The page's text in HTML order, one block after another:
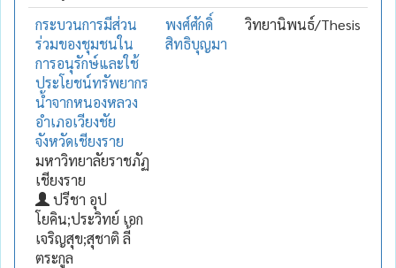
กระบวนการมีส่วน
ร่วมของชุมชนใน
การอนุรักษ์และใช้
ประโยชน์ทรัพยากร
น้ำจากหนองหลวง
อำเภอเวียงชัย
จังหวัดเชียงราย
มหาวิทยาลัยราชภัฏ
เชียงราย
ปรีชา อุป
โยคิน;ประวิทย์ เอก
เจริญสุข;สุชาติ ลี้
ตระกูล
พงศ์ศักดิ์
สิทธิบุญมา
วิทยานิพนธ์/Thesis